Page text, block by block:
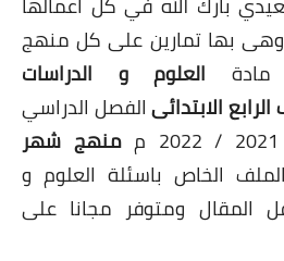
وهى بها تمارين على كل منهج
العلوم و الدراسات
الابتدائىالفصل الدراسي
منهج شهر
الخاص باسئلة العلوم و
المقال ومتوفر مجانا على